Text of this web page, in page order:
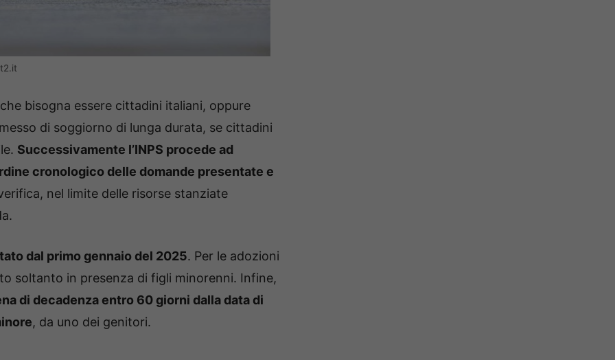
bisogna essere cittadini italiani, oppure
di soggiorno di lunga durata, se cittadini
Successivamente l’INPS procede ad
cronologico delle domande presentate e
nel limite delle risorse stanziate
dal primo gennaio del 2025. Per le adozioni
soltanto in presenza di figli minorenni. Infine,
di decadenza entro 60 giorni dalla data di
, da uno dei genitori.